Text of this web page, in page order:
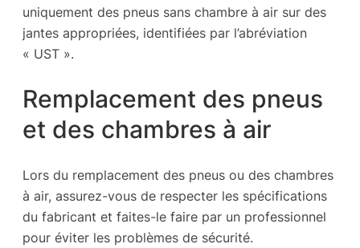
uniquement des pneus sans chambre à air sur des
jantes appropriées, identifiées par l’abréviation
« UST ».
Remplacement des pneus
et des chambres à air
Lors du remplacement des pneus ou des chambres
à air, assurez-vous de respecter les spécifications
du fabricant et faites-le faire par un professionnel
pour éviter les problèmes de sécurité.